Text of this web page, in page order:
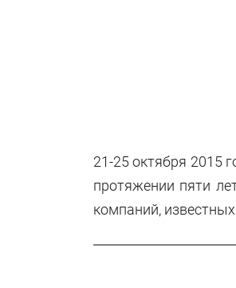
21-25 октября 2015
протяжении пяти
компаний,